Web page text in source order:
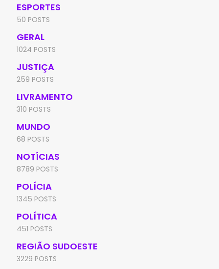
ESPORTES
50 POSTS
GERAL
1024 POSTS
JUSTIÇA
259 POSTS
LIVRAMENTO
310 POSTS
MUNDO
68 POSTS
NOTÍCIAS
8789 POSTS
POLÍCIA
1345 POSTS
POLÍTICA
451 POSTS
REGIÃO SUDOESTE
3229 POSTS